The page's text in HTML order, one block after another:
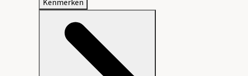
Kenmerken